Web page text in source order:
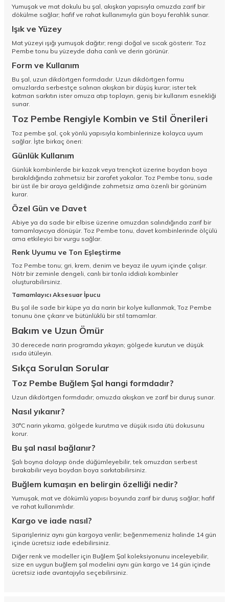
Yumuşak ve mat dokulu bu şal, akışkan yapısıyla omuzda zarif bir
dökülme sağlar; hafif ve rahat kullanımıyla gün boyu ferahlık sunar.
Işık ve Yüzey
Mat yüzeyi ışığı yumuşak dağıtır; rengi doğal ve sıcak gösterir. Toz
Pembe tonu bu yüzeyde daha canlı ve derin görünür.
Form ve Kullanım
Bu şal, uzun dikdörtgen formdadır. Uzun dikdörtgen formu
omuzlarda serbestçe salınan akışkan bir düşüş kurar; ister tek
katman sarkıtın ister omuza atıp toplayın, geniş bir kullanım esnekliği
sunar.
Toz Pembe Rengiyle Kombin ve Stil Önerileri
Toz pembe şal, çok yönlü yapısıyla kombinlerinize kolayca uyum
sağlar. İşte birkaç öneri:
Günlük Kullanım
Günlük kombinlerde bir kazak veya trençkot üzerine boydan boya
bırakıldığında zahmetsiz bir zarafet yakalar. Toz Pembe tonu, sade
bir üst ile bir araya geldiğinde zahmetsiz ama özenli bir görünüm
kurar.
Özel Gün ve Davet
Abiye ya da sade bir elbise üzerine omuzdan salındığında zarif bir
tamamlayıcıya dönüşür. Toz Pembe tonu, davet kombinlerinde ölçülü
ama etkileyici bir vurgu sağlar.
Renk Uyumu ve Ton Eşleştirme
Toz Pembe tonu; gri, krem, denim ve beyaz ile uyum içinde çalışır.
Nötr bir zeminle dengeli, canlı bir tonla iddialı kombinler
oluşturabilirsiniz.
Tamamlayıcı Aksesuar İpucu
Bu şal ile sade bir küpe ya da narin bir kolye kullanmak, Toz Pembe
tonunu öne çıkarır ve bütünlüklü bir stil tamamlar.
Bakım ve Uzun Ömür
30 derecede narin programda yıkayın; gölgede kurutun ve düşük
ısıda ütüleyin.
Sıkça Sorulan Sorular
Toz Pembe Buğlem Şal hangi formdadır?
Uzun dikdörtgen formdadır; omuzda akışkan ve zarif bir duruş sunar.
Nasıl yıkanır?
30°C narin yıkama, gölgede kurutma ve düşük ısıda ütü dokusunu
korur.
Bu şal nasıl bağlanır?
Şalı boyna dolayıp önde düğümleyebilir, tek omuzdan serbest
bırakabilir veya boydan boya sarkıtabilirsiniz.
Buğlem kumaşın en belirgin özelliği nedir?
Yumuşak, mat ve dökümlü yapısı boyunda zarif bir duruş sağlar; hafif
ve rahat kullanımlıdır.
Kargo ve iade nasıl?
Siparişleriniz aynı gün kargoya verilir; beğenmemeniz halinde 14 gün
içinde ücretsiz iade edebilirsiniz.
Diğer renk ve modeller için Buğlem Şal koleksiyonunu inceleyebilir,
size en uygun buğlem şal modelini aynı gün kargo ve 14 gün içinde
ücretsiz iade avantajıyla seçebilirsiniz.